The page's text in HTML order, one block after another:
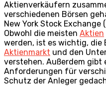
Aktienverkäufern
verschiedenen Börsen
New York Stock Exchange
Obwohl die meisten Aktien
werden, ist es wichtig, die
Aktienmarkt und den
verstehen. Außerdem gibt
Anforderungen für
Schutz der Anleger